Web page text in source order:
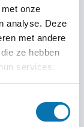
onze
analyse. Deze
met andere
ze hebben
services.
Mocht
gewoon terug.
heeft,
voorwaarden
kunt u in de